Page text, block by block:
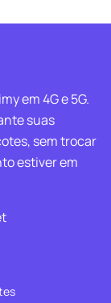
em 4G e 5G.
suas
sem trocar
estiver em